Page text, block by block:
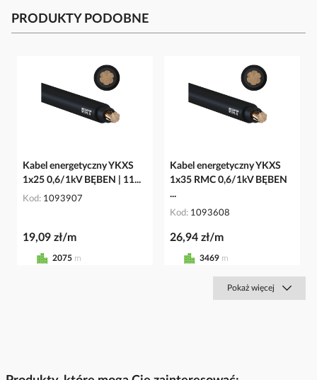
PRODUKTY PODOBNE
Kabel energetyczny YKXS
1x25 0,6/1kV BĘBEN | 11...
Kod 1093907
19,09 zł/m
2075 m
Kabel energetyczny YKXS
1x35 RMC 0,6/1kV BĘBEN
...
Kod 1093608
26,94 zł/m
3469 m
Pokaż więcej